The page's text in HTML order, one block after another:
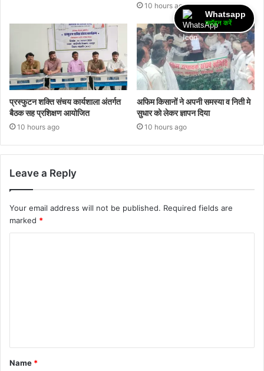
10 hours ago
प्रस्फुटन शक्ति संचय कार्यशाला अंतर्गत
बैठक सह प्रशिक्षण आयोजित
10 hours ago
अफिम किसानों ने अपनी समस्या व निती मे
सुधार को लेकर ज्ञापन दिया
10 hours ago
Leave a Reply
Your email address will not be published. Required fields are
marked *
Name *
Whatsapp
ज्वॉइन करें